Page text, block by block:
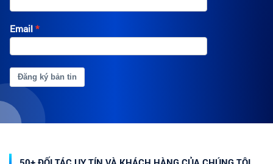
Email
Đăng ký bản tin